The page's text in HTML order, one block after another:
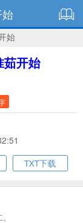
始
茹开始
TXT下载